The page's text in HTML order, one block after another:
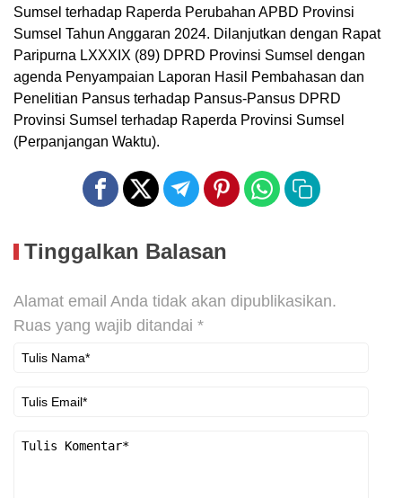
Sumsel terhadap Raperda Perubahan APBD Provinsi
Sumsel Tahun Anggaran 2024. Dilanjutkan dengan Rapat
Paripurna LXXXIX (89) DPRD Provinsi Sumsel dengan
agenda Penyampaian Laporan Hasil Pembahasan dan
Penelitian Pansus terhadap Pansus-Pansus DPRD
Provinsi Sumsel terhadap Raperda Provinsi Sumsel
(Perpanjangan Waktu).
Tinggalkan Balasan
Alamat email Anda tidak akan dipublikasikan.
Ruas yang wajib ditandai *